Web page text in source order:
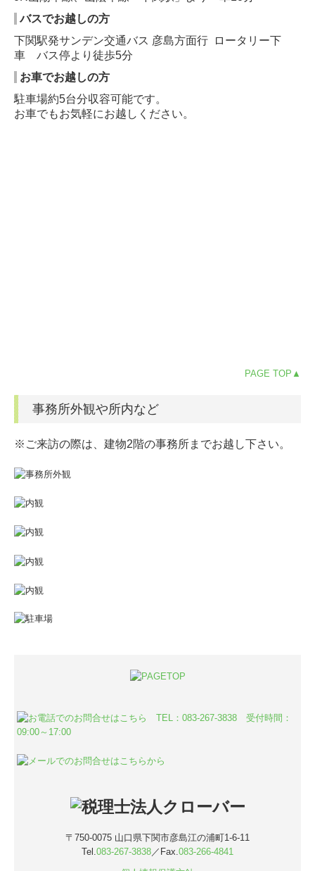
バスでお越しの方
下関駅発サンデン交通バス 彦島方面行 ロータリー下
車 バス停より徒歩5分
お車でお越しの方
駐車場約5台分収容可能です。
お車でもお気軽にお越しください。
PAGE TOP▲
事務所外観や所内など
※ご来訪の際は、建物2階の事務所までお越し下さい。
〒750-0075 山口県下関市彦島江の浦町1-6-11
Tel.083-267-3838／Fax.083-266-4841